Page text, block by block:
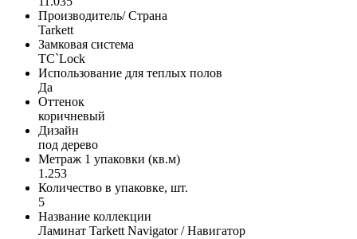
Производитель/ Страна
Tarkett
Замковая система
TС`Lock
Использование для теплых полов
Да
Оттенок
коричневый
Дизайн
под дерево
Метраж 1 упаковки (кв.м)
1.253
Количество в упаковке, шт.
5
Название коллекции
Ламинат Tarkett Navigator / Навигатор